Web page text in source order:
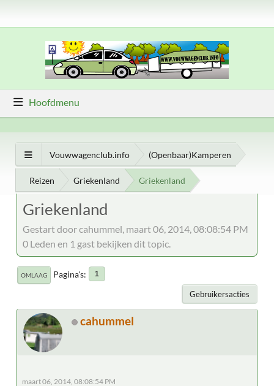
Hoofdmenu
Vouwwagenclub.info (Openbaar)Kamperen
Reizen Griekenland Griekenland
Griekenland
Gestart door cahummel, maart 06, 2014, 08:08:54 PM
0 Leden en 1 gast bekijken dit topic.
OMLAAG Pagina's 1
Gebruikersacties
cahummel
maart 06, 2014, 08:08:54 PM